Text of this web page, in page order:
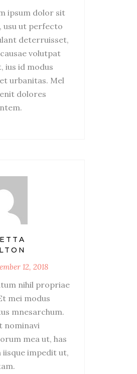
ipsum dolor sit
usu ut perfecto
deterruisset,
volutpat
ius id modus
urbanitas. Mel
dolores
12, 2018
nihil propriae
mei modus
mnesarchum.
nominavi
mea ut, has
iisque impedit ut,